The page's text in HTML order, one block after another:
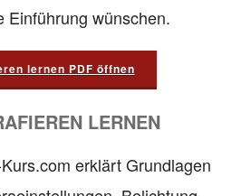
Einführung wünschen.
lernen PDF öffnen
LERNEN
erklärt Grundlagen